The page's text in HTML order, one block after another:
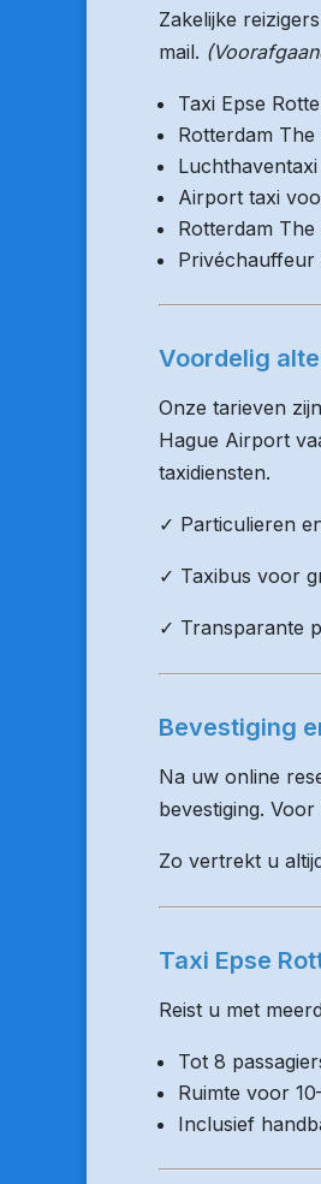
Zakelijke
mail.
Taxi Epse
Rotterdam
Airport taxi
Rotterdam
Voordelig
Onze tarieven
Hague Airport
taxidiensten.
✓ Particulieren
✓ Taxibus voor
✓ Transparante
Bevestiging
Na uw online
bevestiging.
Zo vertrekt u
Taxi Epse
Reist u met
Tot 8
Ruimte voor
Inclusief